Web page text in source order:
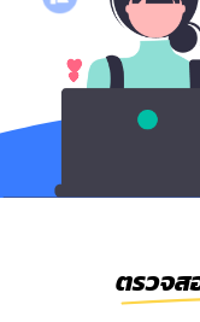
ตรวจส